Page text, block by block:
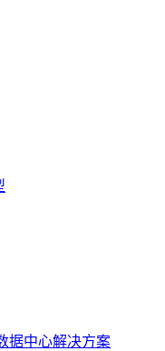
据中心解决方案